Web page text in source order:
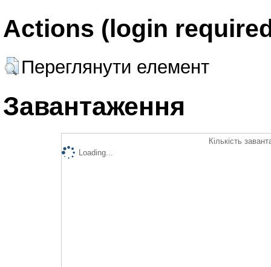
Actions (login
Переглянути елемент
Завантаження
Кількість
Loading...